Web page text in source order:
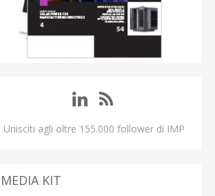
Unisciti agli oltre 155.000 follower di IMP
MEDIA KIT